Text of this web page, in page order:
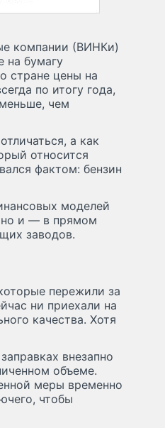
компании (ВИНКи)
на бумагу
стране цены на
по итогу года,
чем
а как
относится
фактом: бензин
моделей
но и — в прямом
заводов.
пережили за
ни приехали на
качества. Хотя
внезапно
объеме.
меры временно
чтобы